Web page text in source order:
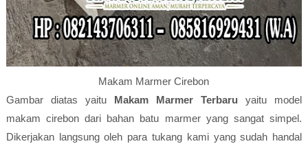
Makam Marmer Cirebon
Gambar diatas yaitu Makam Marmer Terbaru yaitu model
makam cirebon dari bahan batu marmer yang sangat simpel.
Dikerjakan langsung oleh para tukang kami yang sudah handal